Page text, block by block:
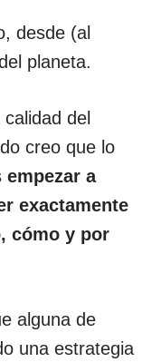
desde (al
planeta.
del
creo que lo
empezar a
exactamente
cómo y por
alguna de
una estrategia